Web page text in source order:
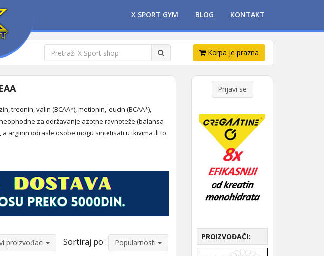
X SPORT GYM BLOG KONTAKT
Korpa je prazna
treonin, valin (BCAA*), metionin, leucin (BCAA*),
za održavanje azotne ravnoteže (balansa
arginin odrasle osobe mogu sintetisati u tkivima ili to
proizvođaci Sortiraj po : Popularnosti
Prijavi se
PROIZVOĐAČI: